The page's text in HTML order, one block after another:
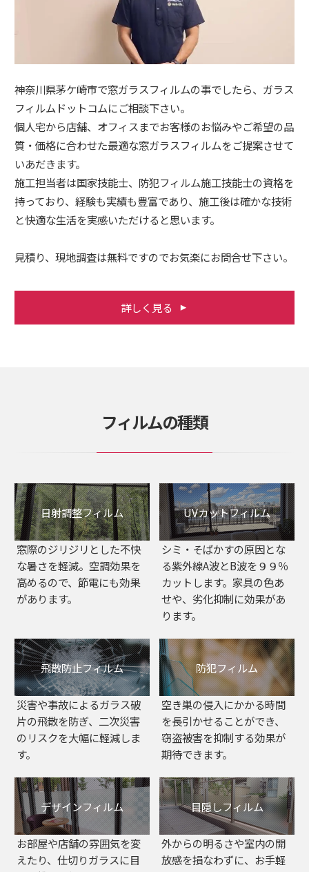
神奈川県茅ケ崎市で窓ガラスフィルムの事でしたら、ガラス
フィルムドットコムにご相談下さい。
個人宅から店舗、オフィスまでお客様のお悩みやご希望の品
質・価格に合わせた最適な窓ガラスフィルムをご提案させて
いあだきます。
施工担当者は国家技能士、防犯フィルム施工技能士の資格を
持っており、経験も実績も豊富であり、施工後は確かな技術
と快適な生活を実感いただけると思います。
見積り、現地調査は無料ですのでお気楽にお問合せ下さい。
詳しく見る
フィルムの種類
日射調整フィルム
窓際のジリジリとした不快
な暑さを軽減。空調効果を
高めるので、節電にも効果
があります。
UVカットフィルム
シミ・そばかすの原因とな
る紫外線A波とB波を９９％
カットします。家具の色あ
せや、劣化抑制に効果があ
ります。
飛散防止フィルム
災害や事故によるガラス破
片の飛散を防ぎ、二次災害
のリスクを大幅に軽減しま
す。
防犯フィルム
空き巣の侵入にかかる時間
を長引かせることができ、
窃盗被害を抑制する効果が
期待できます。
デザインフィルム
お部屋や店舗の雰囲気を変
えたり、仕切りガラスに目
目隠しフィルム
外からの明るさや室内の開
放感を損なわずに、お手軽